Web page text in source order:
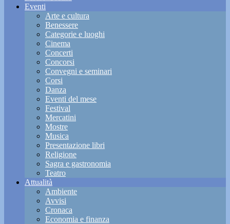
Eventi
Arte e cultura
Benessere
Categorie e luoghi
Cinema
Concerti
Concorsi
Convegni e seminari
Corsi
Danza
Eventi del mese
Festival
Mercatini
Mostre
Musica
Presentazione libri
Religione
Sagra e gastronomia
Teatro
Attualità
Ambiente
Avvisi
Cronaca
Economia e finanza